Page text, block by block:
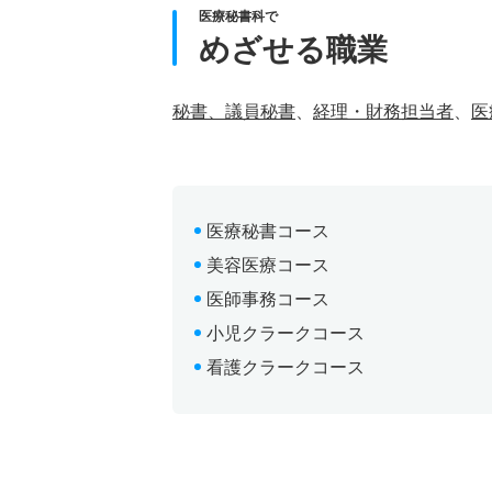
医療秘書科で
めざせる職業
秘書、議員秘書 経理・財務担当者
医療秘書コース
美容医療コース
医師事務コース
小児クラークコース
看護クラークコース